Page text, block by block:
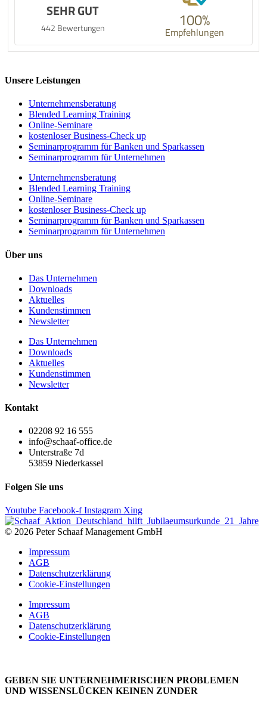
SEHR GUT
442 Bewertungen 100%
Empfehlungen
Unsere Leistungen
Unternehmens­beratung
Blended Learning Training
Online-Seminare
kostenloser Business-Check up
Seminarprogramm für Banken und Sparkassen
Seminarprogramm für Unternehmen
Unternehmens­beratung
Blended Learning Training
Online-Seminare
kostenloser Business-Check up
Seminarprogramm für Banken und Sparkassen
Seminarprogramm für Unternehmen
Über uns
Das Unternehmen
Downloads
Aktuelles
Kundenstimmen
Newsletter
Das Unternehmen
Downloads
Aktuelles
Kundenstimmen
Newsletter
Kontakt
02208 92 16 555
info@schaaf-office.de
Unterstraße 7d
53859 Niederkassel
Folgen Sie uns
Youtube Facebook-f Instagram Xing
© 2026 Peter Schaaf Management GmbH
Impressum
AGB
Datenschutzerklärung
Cookie-Einstellungen
Impressum
AGB
Datenschutzerklärung
Cookie-Einstellungen
GEBEN SIE UNTERNEHMERISCHEN PROBLEMEN
UND WISSENSLÜCKEN KEINEN ZUNDER